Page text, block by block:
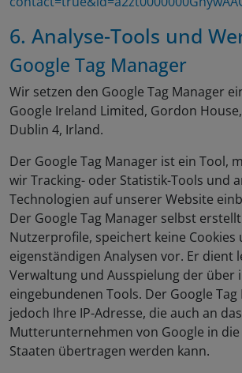
6. Analyse-Tools und
Google Tag Manager
Wir setzen den Google Tag Manager
Google Ireland Limited, Gordon
Dublin 4, Irland.
Der Google Tag Manager ist ein Tool,
wir Tracking- oder Statistik-Tools und
Technologien auf unserer Website
Der Google Tag Manager selbst
Nutzerprofile, speichert keine Cookies
eigenständigen Analysen vor. Er dient
Verwaltung und Ausspielung der über
eingebundenen Tools. Der Google
jedoch Ihre IP-Adresse, die auch an das
Mutterunternehmen von Google in
Staaten übertragen werden kann.